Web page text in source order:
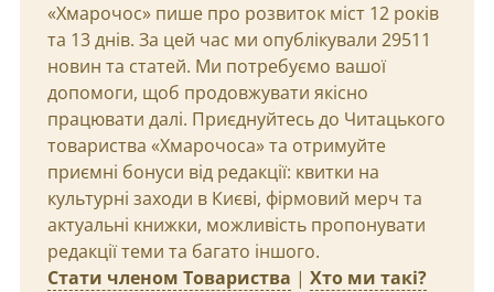
«Хмарочос» пише про розвиток міст 12 років
та 13 днів. За цей час ми опублікували 29511
новин та статей. Ми потребуємо вашої
допомоги, щоб продовжувати якісно
працювати далі. Приєднуйтесь до Читацького
товариства «Хмарочоса» та отримуйте
приємні бонуси від редакції: квитки на
культурні заходи в Києві, фірмовий мерч та
актуальні книжки, можливість пропонувати
редакції теми та багато іншого.
Стати членом Товариства | Хто ми такі?